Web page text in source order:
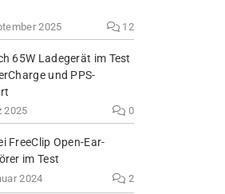
2025 12
65W Ladegerät im Test
und PPS-
2025 0
FreeClip Open-Ear-
im Test
2024 2